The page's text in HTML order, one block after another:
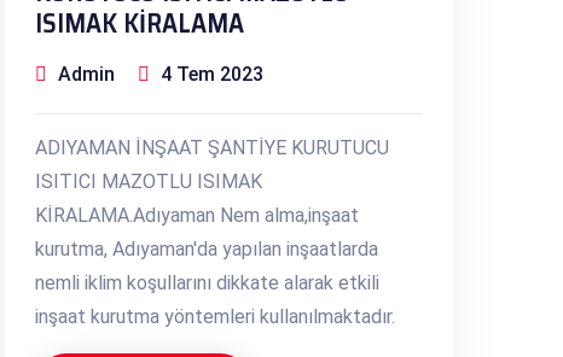
ISIMAK KİRALAMA
Admin 4 Tem 2023
ADIYAMAN İNŞAAT ŞANTİYE KURUTUCU
ISITICI MAZOTLU ISIMAK
KİRALAMA.Adıyaman Nem alma,inşaat
kurutma, Adıyaman'da yapılan inşaatlarda
nemli iklim koşullarını dikkate alarak etkili
inşaat kurutma yöntemleri kullanılmaktadır.